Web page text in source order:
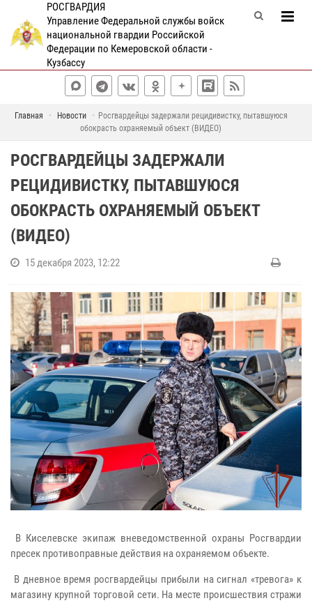
РОСГВАРДИЯ
Управление Федеральной службы войск
национальной гвардии Российской
Федерации по Кемеровской области -
Кузбассу
Главная Новости
Росгвардейцы задержали рецидивистку, пытавшуюся
обокрасть охраняемый объект (ВИДЕО)
РОСГВАРДЕЙЦЫ ЗАДЕРЖАЛИ
РЕЦИДИВИСТКУ, ПЫТАВШУЮСЯ
ОБОКРАСТЬ ОХРАНЯЕМЫЙ ОБЪЕКТ
(ВИДЕО)
15 декабря 2023, 12:22
В Киселевске экипаж вневедомственной охраны Росгвардии
пресек противоправные действия на охраняемом объекте.
В дневное время росгвардейцы прибыли на сигнал «тревога» к
магазину крупной торговой сети. На месте происшествия стражи